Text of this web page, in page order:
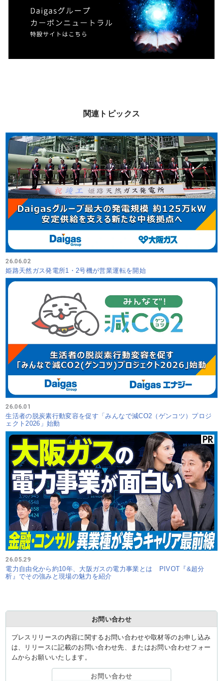
関連トピックス
26.06.02
姫路天然ガス発電所1・2号機が営業運転を開始
26.06.01
生活者の脱炭素行動変容を促す「みんなで減CO2（ゲンコツ）プロジ
ェクト2026」始動
26.05.29
電力自由化から約10年、大阪ガスの電力事業とは PIVOT『&超分
析』でその強みと現場の魅力を紹介
お問い合わせ
プレスリリースの内容に関するお問い合わせや取材等のお申し込み
は、リリースに記載のお問い合わせ先、またはお問い合わせフォー
ムからお願いいたします。
お問い合わせ